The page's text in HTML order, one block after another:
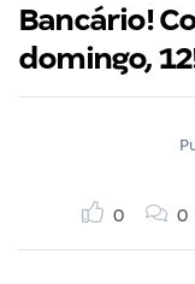
Bancário!
domingo,
0 0